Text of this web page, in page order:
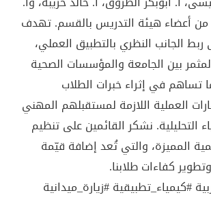
من أعضاء هيئة التدريس بالقسم. تهدف
ربط الجانب النظري بالتطبيق العملي،
بين الجامعة والمؤسسات الصحية
تساهم في إثراء خبرات الطلاب
العملية اللازمة لمستقبلهم المهني
التحليلية. نشكر القائمين على تنظيم
المميزة، والتي تُعد إضافة قيّمة
كفاءات طلابنا.
#كيمياء_تطبيقية #زيارة_ميدانية